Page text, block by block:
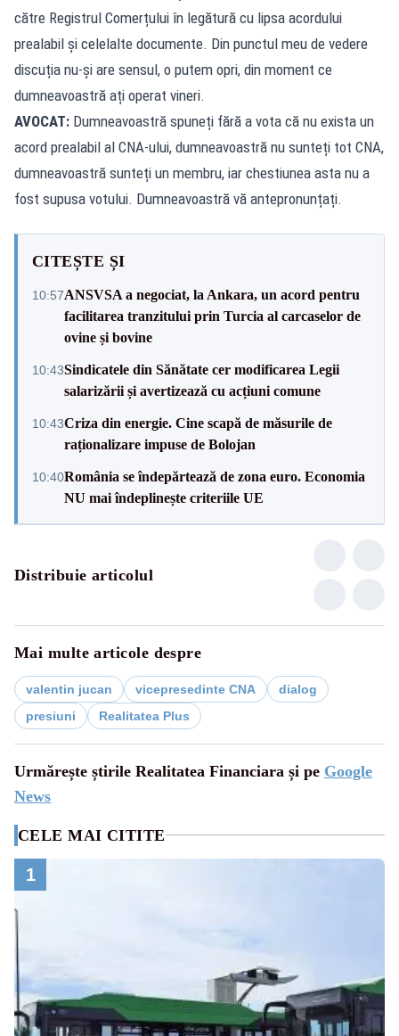
către Registrul Comerțului în legătură cu lipsa acordului
prealabil și celelalte documente. Din punctul meu de vedere
discuția nu-și are sensul, o putem opri, din moment ce
dumneavoastră ați operat vineri.
AVOCAT: Dumneavoastră spuneți fără a vota că nu exista un
acord prealabil al CNA-ului, dumneavoastră nu sunteți tot CNA,
dumneavoastră sunteți un membru, iar chestiunea asta nu a
fost supusa votului. Dumneavoastră vă antepronunțați.
CITEȘTE ȘI
10:57ANSVSA a negociat, la Ankara, un acord pentru
facilitarea tranzitului prin Turcia al carcaselor de
ovine și bovine
10:43Sindicatele din Sănătate cer modificarea Legii
salarizării și avertizează cu acțiuni comune
10:43Criza din energie. Cine scapă de măsurile de
raționalizare impuse de Bolojan
10:40România se îndepărtează de zona euro. Economia
NU mai îndeplinește criteriile UE
Distribuie articolul
Mai multe articole despre
valentin jucan vicepresedinte CNA
dialog
presiuni
Realitatea Plus
Urmărește știrile Realitatea Financiara și pe Google
News
CELE MAI CITITE
1